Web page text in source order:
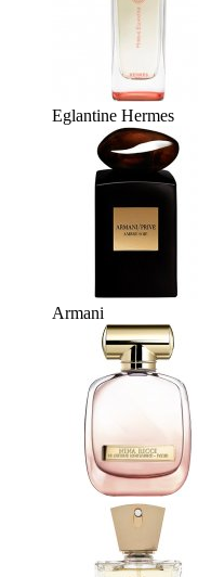
Eglantine Hermes
Armani